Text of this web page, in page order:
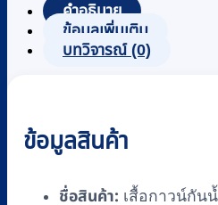
คำอธิบาย
ข้อมูลเพิ่มเติม
บทวิจารณ์ (0)
ข้อมูลสินค้า
ชื่อสินค้า: เสื้อกาวน์กัน